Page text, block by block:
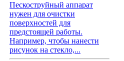
Пескоструйный аппарат
нужен для очистки
поверхностей для
предстоящей работы.
Например, чтобы нанести
рисунок на стекло,...